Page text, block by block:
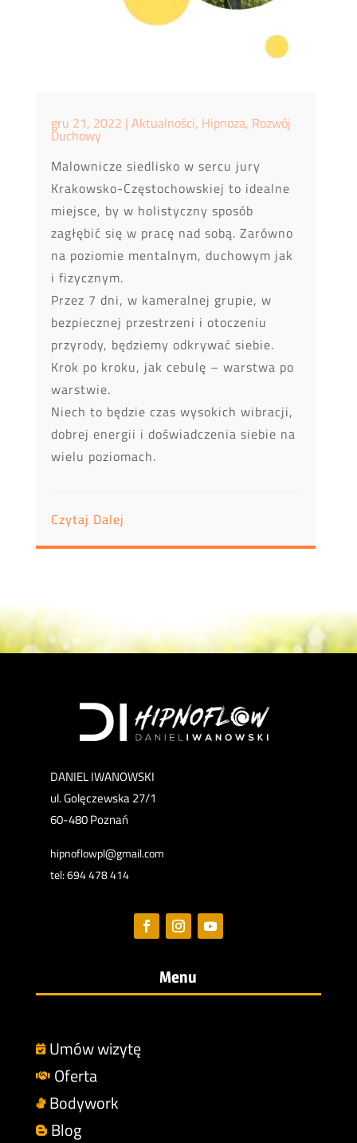
gru 21, 2022 | Aktualności, Hipnoza, Rozwój
Duchowy
Malownicze siedlisko w sercu jury
Krakowsko-Częstochowskiej to idealne
miejsce, by w holistyczny sposób
zagłębić się w pracę nad sobą. Zarówno
na poziomie mentalnym, duchowym jak
i fizycznym.
Przez 7 dni, w kameralnej grupie, w
bezpiecznej przestrzeni i otoczeniu
przyrody, będziemy odkrywać siebie.
Krok po kroku, jak cebulę – warstwa po
warstwie.
Niech to będzie czas wysokich wibracji,
dobrej energii i doświadczenia siebie na
wielu poziomach.
Czytaj Dalej
DANIEL IWANOWSKI
ul. Golęczewska 27/1
60-480 Poznań
hipnoflowpl@gmail.com
tel: 694 478 414
Menu
 Umów wizytę
 Oferta
 Bodywork
 Blog